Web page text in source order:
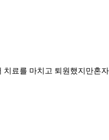
료를 마치고 퇴원했지만혼